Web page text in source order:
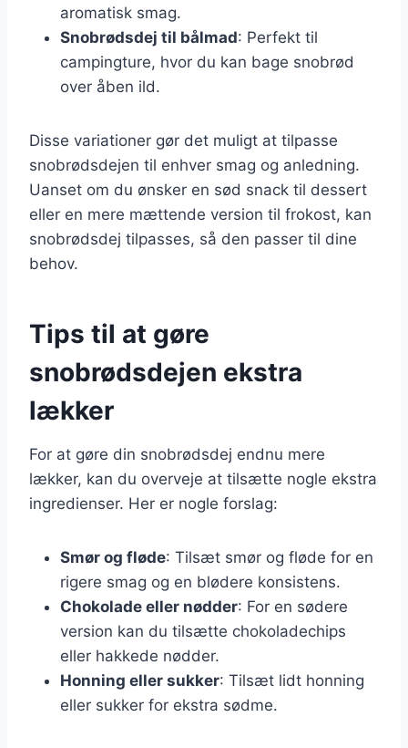
aromatisk smag.
Snobrødsdej til bålmad: Perfekt til
campingture, hvor du kan bage snobrød
over åben ild.
Disse variationer gør det muligt at tilpasse
snobrødsdejen til enhver smag og anledning.
Uanset om du ønsker en sød snack til dessert
eller en mere mættende version til frokost, kan
snobrødsdej tilpasses, så den passer til dine
behov.
Tips til at gøre
snobrødsdejen ekstra
lækker
For at gøre din snobrødsdej endnu mere
lækker, kan du overveje at tilsætte nogle ekstra
ingredienser. Her er nogle forslag:
Smør og fløde: Tilsæt smør og fløde for en
rigere smag og en blødere konsistens.
Chokolade eller nødder: For en sødere
version kan du tilsætte chokoladechips
eller hakkede nødder.
Honning eller sukker: Tilsæt lidt honning
eller sukker for ekstra sødme.